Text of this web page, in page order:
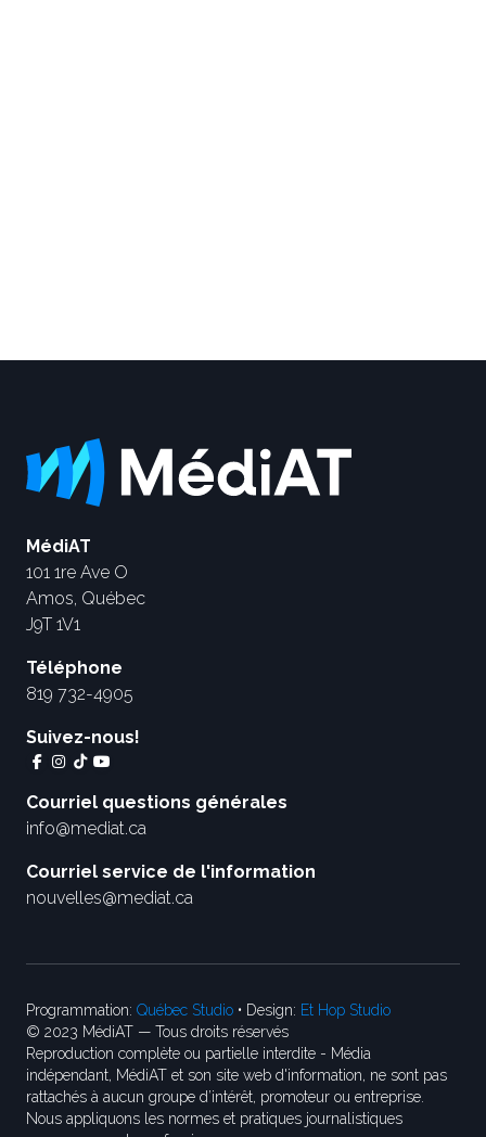
MédiAT
101 1re Ave O
Amos, Québec
J9T 1V1
Téléphone
819 732-4905
Suivez-nous!
Courriel questions générales
info@mediat.ca
Courriel service de l'information
nouvelles@mediat.ca
Programmation: Québec Studio • Design: Et Hop Studio
© 2023 MédiAT — Tous droits réservés
Reproduction complète ou partielle interdite - Média
indépendant, MédiAT et son site web d'information, ne sont pas
rattachés à aucun groupe d’intérêt, promoteur ou entreprise.
Nous appliquons les normes et pratiques journalistiques